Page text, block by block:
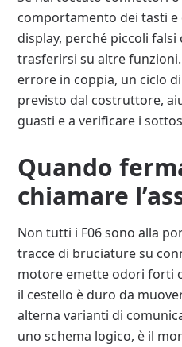
comportamento dei tasti e
display, perché piccoli
trasferirsi su altre
errore in coppia, un ciclo
previsto dal costruttore,
guasti e a verificare i
Quando
chiamare
Non tutti i F06 sono alla
tracce di bruciature su
motore emette odori forti
il cestello è duro da
alterna varianti di
uno schema logico, è il